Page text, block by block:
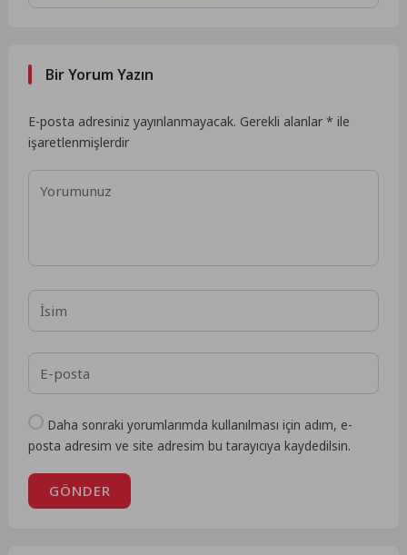
Bir Yorum Yazın
E-posta adresiniz yayınlanmayacak. Gerekli alanlar* ile
işaretlenmişlerdir
Daha sonraki yorumlarımda kullanılması için adım, e-
posta adresim ve site adresim bu tarayıcıya kaydedilsin.
GÖNDER